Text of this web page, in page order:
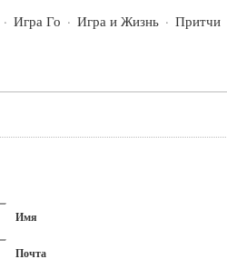
· Игра Го · Игра и Жизнь · Притчи
Имя
Почта